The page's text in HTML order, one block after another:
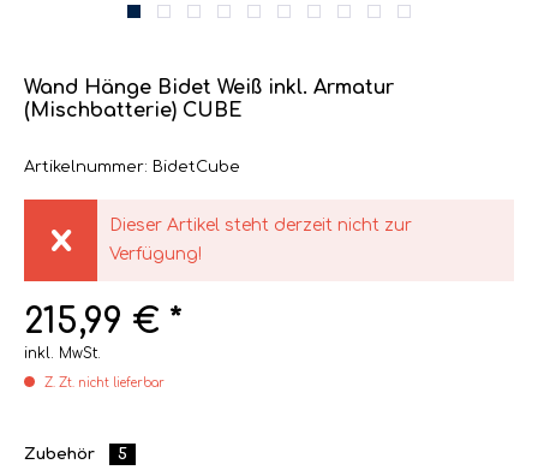
Wand Hänge Bidet Weiß inkl. Armatur
(Mischbatterie) CUBE
Artikelnummer: BidetCube
Dieser Artikel steht derzeit nicht zur
Verfügung!
215,99 € *
inkl. MwSt.
Z. Zt. nicht lieferbar
Zubehör 5